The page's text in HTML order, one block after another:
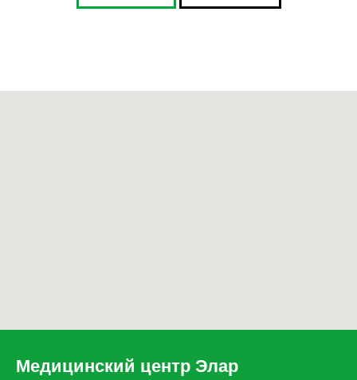
Медицинский центр Элар